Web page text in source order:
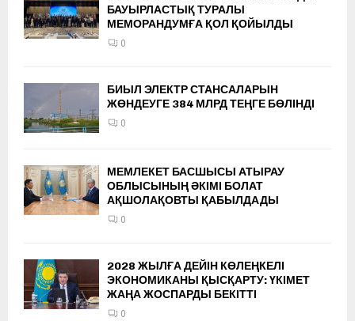
БАУЫРЛАСТЫҚ ТУРАЛЫ
МЕМОРАНДУМҒА ҚОЛ ҚОЙЫЛДЫ
0
БИЫЛ ЭЛЕКТР СТАНСАЛАРЫН
ЖӨНДЕУГЕ 384 МЛРД ТЕҢГЕ БӨЛІНДІ
0
МЕМЛЕКЕТ БАСШЫСЫ АТЫРАУ
ОБЛЫСЫНЫҢ ӘКІМІ БОЛАТ
АҚШОЛАҚОВТЫ ҚАБЫЛДАДЫ
0
2028 ЖЫЛҒА ДЕЙІН КӨЛЕҢКЕЛІ
ЭКОНОМИКАНЫ ҚЫСҚАРТУ: ҮКІМЕТ
ЖАҢА ЖОСПАРДЫ БЕКІТТІ
0